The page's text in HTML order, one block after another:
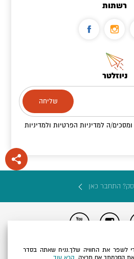
רשתות
ניוזלטר
הלמדיניות הפרטיות ולמדיניות
התחבר כאן
ומדיניות פרטיות
הגדרות פרטיות
לשפר את החוויה שלך.נניח שאתה בסדר